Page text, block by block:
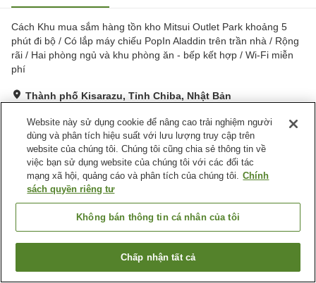
Cách Khu mua sắm hàng tồn kho Mitsui Outlet Park khoảng 5
phút đi bộ / Có lắp máy chiếu PopIn Aladdin trên trần nhà / Rộng
rãi / Hai phòng ngủ và khu phòng ăn - bếp kết hợp / Wi-Fi miễn
phí
Thành phố Kisarazu, Tỉnh Chiba, Nhật Bản
Rất tốt Đánh giá:271 lượt
Tiện nghi chỗ nghỉ
Bãi đỗ xe
Trang chủ Nhật Bản Tỉnh Chiba
Thành phố Kisarazu
Rakuten Stay House Kisarazu
Tìm phòng trống
Website này sử dụng cookie để nâng cao trải nghiệm người
dùng và phân tích hiệu suất với lưu lượng truy cập trên
website của chúng tôi. Chúng tôi cũng chia sẻ thông tin về
việc bạn sử dụng website của chúng tôi với các đối tác
mạng xã hội, quảng cáo và phân tích của chúng tôi. Chính
sách quyền riêng tư
Không bán thông tin cá nhân của tôi
Chấp nhận tất cả